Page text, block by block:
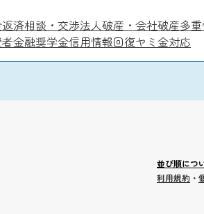
済相談・交渉法人破産・会社破産多
金融奨学金信用情報回復ヤミ金対応
並び順につ
利用規約 ・